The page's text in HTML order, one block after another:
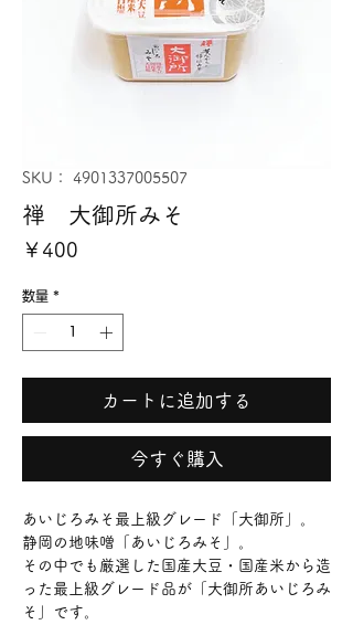
SKU： 4901337005507
禅 大御所みそ
￥400
数量 *
カートに追加する
今すぐ購入
あいじろみそ最上級グレード「大御所」。
静岡の地味噌「あいじろみそ」。
その中でも厳選した国産大豆・国産米から造
った最上級グレード品が「大御所あいじろみ
そ」です。